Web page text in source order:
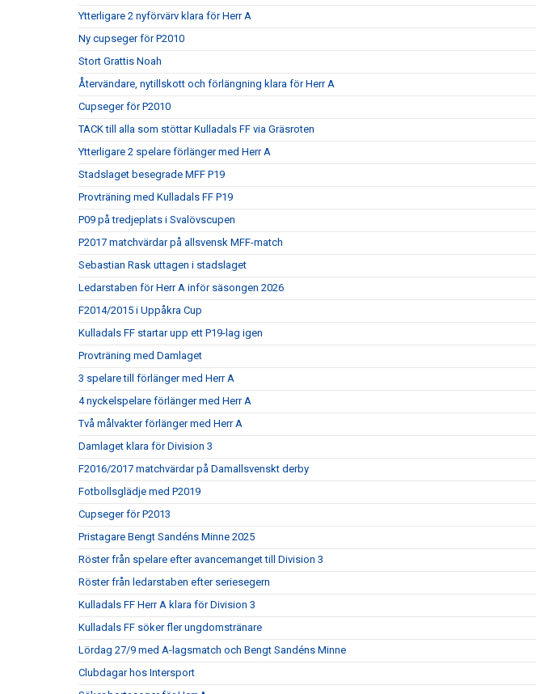
Ytterligare 2 nyförvärv klara för Herr A
Ny cupseger för P2010
Stort Grattis Noah
Återvändare, nytillskott och förlängning klara för Herr A
Cupseger för P2010
TACK till alla som stöttar Kulladals FF via Gräsroten
Ytterligare 2 spelare förlänger med Herr A
Stadslaget besegrade MFF P19
Provträning med Kulladals FF P19
P09 på tredjeplats i Svalövscupen
P2017 matchvärdar på allsvensk MFF-match
Sebastian Rask uttagen i stadslaget
Ledarstaben för Herr A inför säsongen 2026
F2014/2015 i Uppåkra Cup
Kulladals FF startar upp ett P19-lag igen
Provträning med Damlaget
3 spelare till förlänger med Herr A
4 nyckelspelare förlänger med Herr A
Två målvakter förlänger med Herr A
Damlaget klara för Division 3
F2016/2017 matchvärdar på Damallsvenskt derby
Fotbollsglädje med P2019
Cupseger för P2013
Pristagare Bengt Sandéns Minne 2025
Röster från spelare efter avancemanget till Division 3
Röster från ledarstaben efter seriesegern
Kulladals FF Herr A klara för Division 3
Kulladals FF söker fler ungdomstränare
Lördag 27/9 med A-lagsmatch och Bengt Sandéns Minne
Clubdagar hos Intersport